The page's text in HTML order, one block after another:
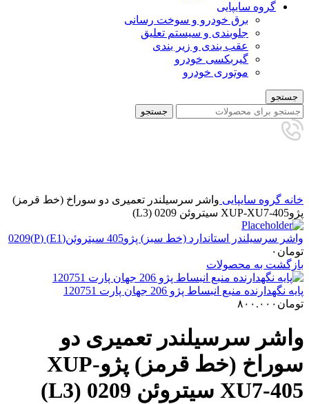
گروه سایپایی
برق خودرو و سوخت رسانی
جلوبندی و سیستم تعلیق
عقب بندی و زیر بندی
گیربکسی خودرو
موتوری خودرو
جستجو
جستجو
خانه گروه سایپایی واشر سرسیلندر تعمیری دو سوراخ (خط قرمز)
پژوXUP-XU7-405 سیتروئن 0209 (L3)
واشر سرسیلندر استاندارد (خط سبز) پژو405 سیتروئن(E1) (P)0209
تومان ۰
بازگشت به محصولات
پایه نگهدارنده منبع انبساط پژو 206 جهان پارت 120751
تومان ۸۰۰.۰۰۰
واشر سرسیلندر تعمیری دو
سوراخ (خط قرمز) پژوXUP-
XU7-405 سیتروئن 0209 (L3)